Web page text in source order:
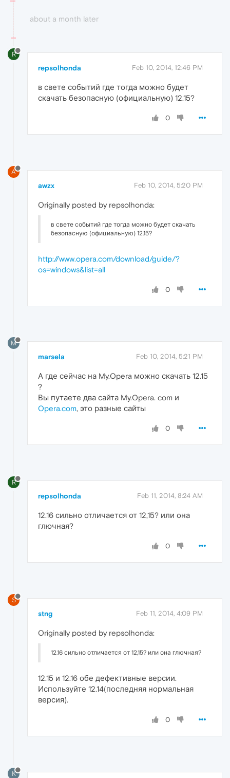
about a month later
R
repsolhonda Feb 10, 2014, 12:46 PM
в свете событий где тогда можно будет
скачать безопасную (официальную) 12.15?
0
A
awzx Feb 10, 2014, 5:20 PM
Originally posted by repsolhonda:
в свете событий где тогда можно будет скачать
безопасную (официальную) 12.15?
http://www.opera.com/download/guide/?
os=windows&list=all
0
M
marsela Feb 10, 2014, 5:21 PM
А где сейчас на My.Opera можно скачать 12.15
?
Вы путаете два сайта My.Opera. com и
Opera.com, это разные сайты
0
R
repsolhonda Feb 11, 2014, 8:24 AM
12.16 сильно отличается от 12,15? или она
глючная?
0
S
stng Feb 11, 2014, 4:09 PM
Originally posted by repsolhonda:
12.16 сильно отличается от 12,15? или она глючная?
12.15 и 12.16 обе дефективные версии.
Используйте 12.14(последняя нормальная
версия).
0
K